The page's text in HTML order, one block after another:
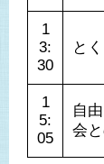
1
3:
30
と
1
5:
05
自
会